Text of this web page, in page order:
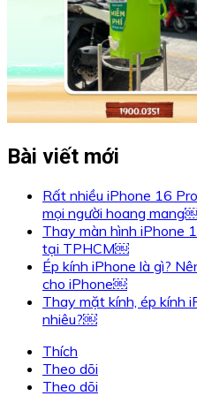
Bài viết mới
Rất nhiều iPhone 16
mọi người hoang
Thay màn hình iPhone
tại TPHCM￼
Ép kính iPhone là gì?
cho iPhone￼
Thay mặt kính, ép kính
nhiêu?￼
Thích
Theo dõi
Theo dõi